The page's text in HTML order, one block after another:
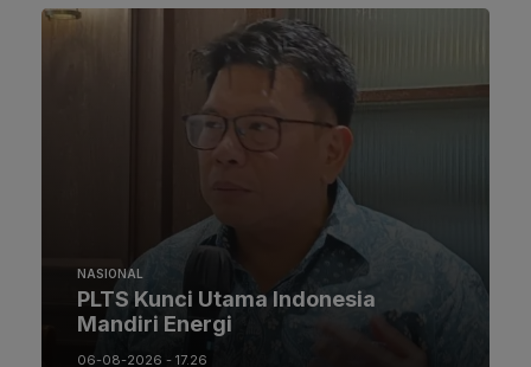
NASIONAL
PLTS Kunci Utama Indonesia
Mandiri Energi
06-08-2026 - 17.26